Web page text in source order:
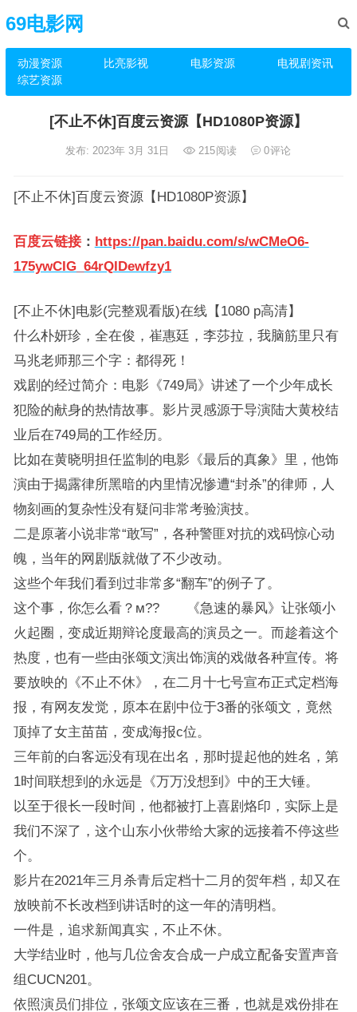
69电影网
动漫资源 比亮影视 电影资源
电视剧资讯
综艺资源
[不止不休]百度云资源【HD1080P资源】
发布: 2023年 3月 31日 215阅读 0评论
[不止不休]百度云资源【HD1080P资源】
百度云链接： https://pan.baidu.com/s/wCMeO6-
175ywCIG_64rQIDewfzy1
[不止不休]电影(完整观看版)在线【1080 p高清】
什么朴妍珍，全在俊，崔惠廷，李莎拉，我脑筋里只有
马兆老师那三个字：都得死！
戏剧的经过简介：电影《749局》讲述了一个少年成长
犯险的献身的热情故事。影片灵感源于导演陆大黄校结
业后在749局的工作经历。
比如在黄晓明担任监制的电影《最后的真象》里，他饰
演由于揭露律所黑暗的内里情况惨遭“封杀”的律师，人
物刻画的复杂性没有疑问非常考验演技。
二是原著小说非常“敢写”，各种警匪对抗的戏码惊心动
魄，当年的网剧版就做了不少改动。
这些个年我们看到过非常多“翻车”的例子了。
这个事，你怎么看？м?? 《急速的暴风》让张颂小
火起圈，变成近期辩论度最高的演员之一。而趁着这个
热度，也有一些由张颂文演出饰演的戏做各种宣传。将
要放映的《不止不休》，在二月十七号宣布正式定档海
报，有网友发觉，原本在剧中位于3番的张颂文，竟然
顶掉了女主苗苗，变成海报c位。
三年前的白客远没有现在出名，那时提起他的姓名，第
1时间联想到的永远是《万万没想到》中的王大锤。
以至于很长一段时间，他都被打上喜剧烙印，实际上是
我们不深了，这个山东小伙带给大家的远接着不停这些
个。
影片在2021年三月杀青后定档十二月的贺年档，却又在
放映前不长改档到讲话时的这一年的清明档。
一件是，追求新闻真实，不止不休。
大学结业时，他与几位舍友合成一户成立配备安置声音
组CUCN201。
依照演员们排位，张颂文应该在三番，也就是戏份排在